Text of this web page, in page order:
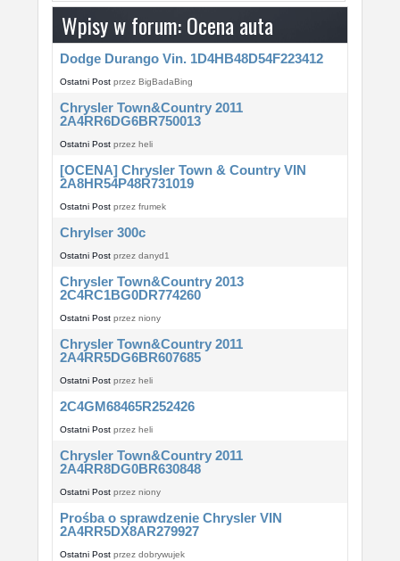
Wpisy w forum: Ocena auta
Dodge Durango Vin. 1D4HB48D54F223412
Ostatni Postprzez BigBadaBing
Chrysler Town&Country 2011
2A4RR6DG6BR750013
Ostatni Postprzez heli
[OCENA] Chrysler Town & Country VIN
2A8HR54P48R731019
Ostatni Postprzez frumek
Chrylser 300c
Ostatni Postprzez danyd1
Chrysler Town&Country 2013
2C4RC1BG0DR774260
Ostatni Postprzez niony
Chrysler Town&Country 2011
2A4RR5DG6BR607685
Ostatni Postprzez heli
2C4GM68465R252426
Ostatni Postprzez heli
Chrysler Town&Country 2011
2A4RR8DG0BR630848
Ostatni Postprzez niony
Prośba o sprawdzenie Chrysler VIN
2A4RR5DX8AR279927
Ostatni Postprzez dobrywujek